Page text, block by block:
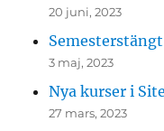
20 juni, 2023
3 maj, 2023
Nya kurser i
27 mars, 2023